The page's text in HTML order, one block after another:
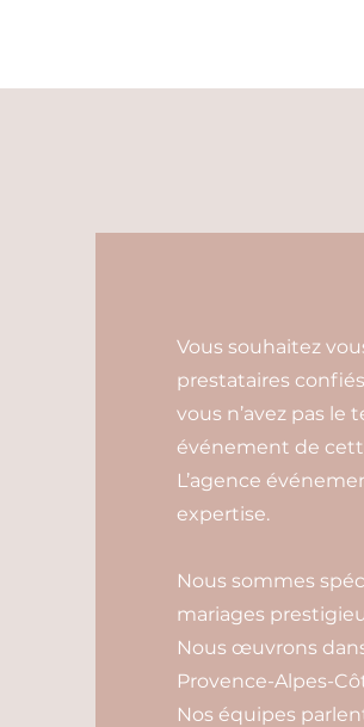
Vous souhaitez
prestataires
vous n’avez pas le
événement de
L’agence
expertise.
Nous sommes
mariages
Nous œuvrons
Provence-Alpes-
Nos équipes